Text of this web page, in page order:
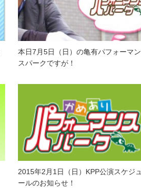
本日7月5日（日）の亀有パフォーマン
スパークですが！
2015年2月1日（日）KPP公演スケジュ
ールのお知らせ！